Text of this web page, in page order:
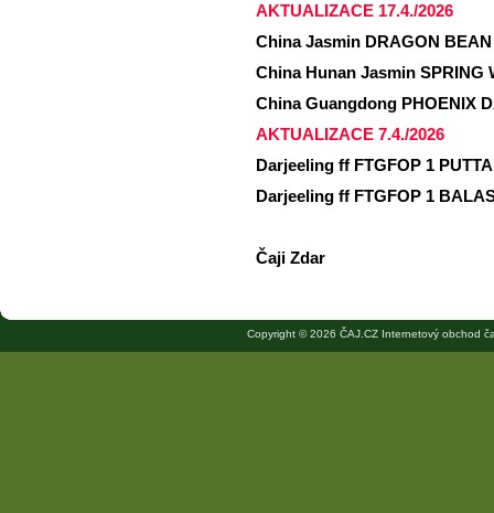
AKTUALIZACE 17.4./2026
China Jasmin DRAGON BEAN
China Hunan Jasmin SPRING
China Guangdong PHOENIX
AKTUALIZACE 7.4./2026
Darjeeling ff FTGFOP 1
Darjeeling ff FTGFOP 1
Čaji Zdar
Copyright © 2026 ČAJ.CZ Internetový obchod